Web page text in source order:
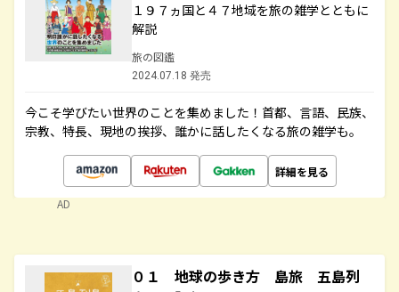
１９７ヵ国と４７地域を旅の雑学とともに
解説
旅の図鑑
2024.07.18 発売
今こそ学びたい世界のことを集めました！首都、言語、民族、
宗教、特長、現地の挨拶、誰かに話したくなる旅の雑学も。
詳細を見る
AD
０１ 地球の歩き方 島旅 五島列